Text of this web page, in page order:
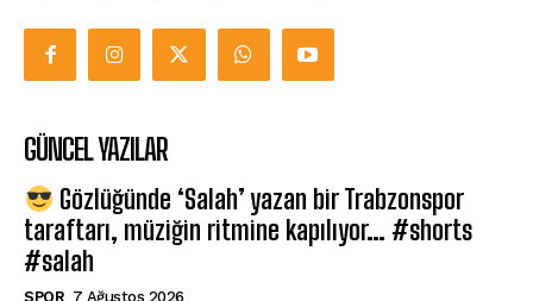
GÜNCEL YAZILAR
Gözlüğünde ‘Salah’ yazan bir Trabzonspor
taraftarı, müziğin ritmine kapılıyor… #shorts
#salah
SPOR 7 Ağustos 2026